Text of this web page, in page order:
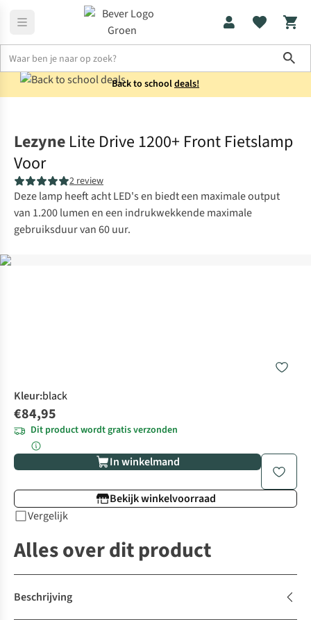
Back to schooldeals!
Lezyne Lite Drive 1200+ Front Fietslamp
Voor
2 review
Deze lamp heeft acht LED's en biedt een maximale output
van 1.200 lumen en een indrukwekkende maximale
gebruiksduur van 60 uur.
Kleur:black
€84,95
Dit product wordt gratis verzonden
In winkelmand
Bekijk winkelvoorraad
Vergelijk
Alles over dit product
Beschrijving